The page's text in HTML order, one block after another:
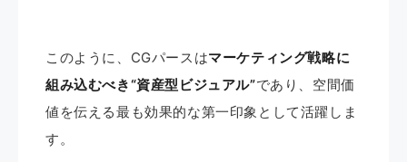
このように、CGパースはマーケティング戦略に
組み込むべき“資産型ビジュアル”であり、空間価
値を伝える最も効果的な第一印象として活躍しま
す。